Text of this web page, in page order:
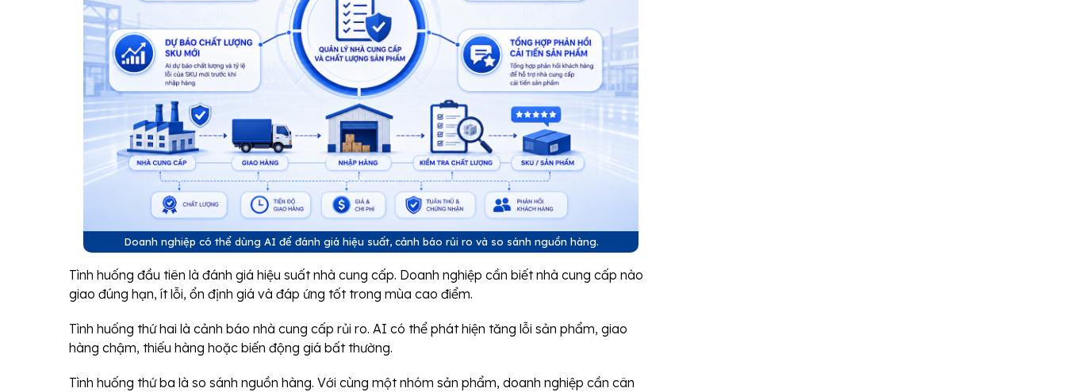
Doanh nghiệp có thể dùng AI để đánh giá hiệu suất, cảnh báo rủi ro và so sánh nguồn hàng.
Tình huống đầu tiên là đánh giá hiệu suất nhà cung cấp. Doanh nghiệp cần biết nhà cung cấp nào
giao đúng hạn, ít lỗi, ổn định giá và đáp ứng tốt trong mùa cao điểm.
Tình huống thứ hai là cảnh báo nhà cung cấp rủi ro. AI có thể phát hiện tăng lỗi sản phẩm, giao
hàng chậm, thiếu hàng hoặc biến động giá bất thường.
Tình huống thứ ba là so sánh nguồn hàng. Với cùng một nhóm sản phẩm, doanh nghiệp cần cân